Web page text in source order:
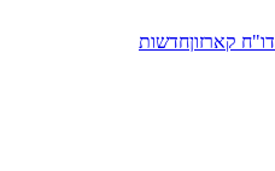
דו"ח קארזוןחדשות